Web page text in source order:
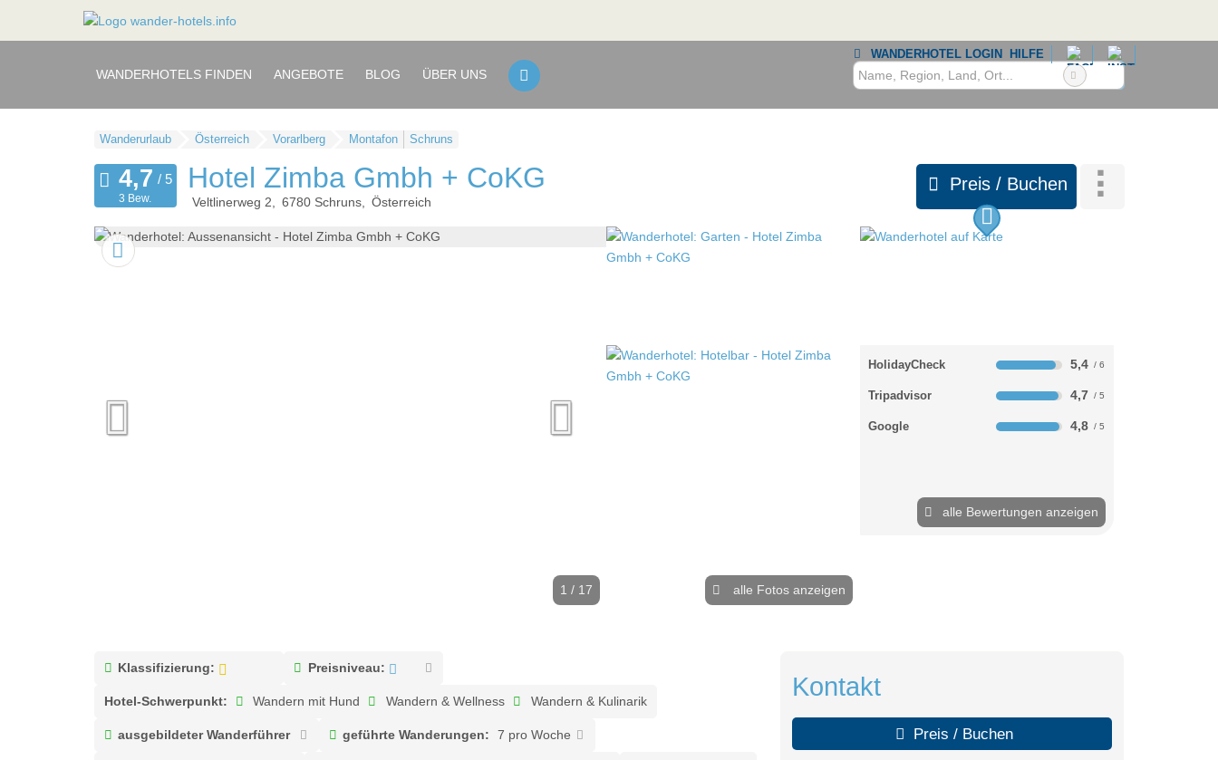
WANDERHOTEL LOGIN HILFE
WANDERHOTELS FINDEN ANGEBOTE BLOG ÜBER UNS
Wanderurlaub Österreich Vorarlberg Montafon Schruns
Hotel Zimba Gmbh + CoKG
Veltlinerweg 2 6780 Schruns Österreich
Preis / Buchen
3 Bew.
1 / 17 alle Fotos anzeigen
HolidayCheck 5,4
Tripadvisor 4,7
Google 4,8
alle Bewertungen anzeigen
Klassifizierung: Preisniveau:
Hotel-Schwerpunkt: Wandern mit Hund Wandern & Wellness Wandern & Kulinarik
ausgebildeter Wanderführer geführte Wanderungen: 7 pro Woche
Kontakt
Preis / Buchen